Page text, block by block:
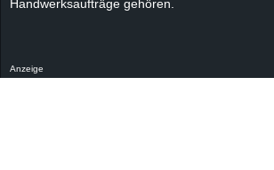
g
Handwerksaufträge gehören.
Anzeige